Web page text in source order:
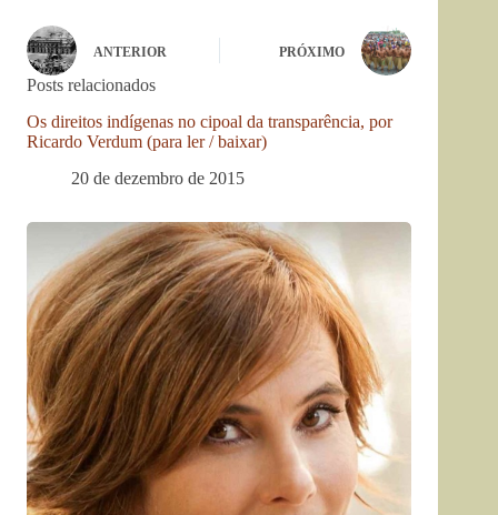
ANTERIOR PRÓXIMO
Posts relacionados
Os direitos indígenas no cipoal da transparência, por
Ricardo Verdum (para ler / baixar)
20 de dezembro de 2015